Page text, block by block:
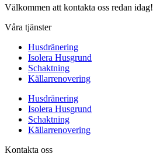
Välkommen att kontakta oss redan idag!
Våra tjänster
Husdränering
Isolera Husgrund
Schaktning
Källarrenovering
Husdränering
Isolera Husgrund
Schaktning
Källarrenovering
Kontakta oss